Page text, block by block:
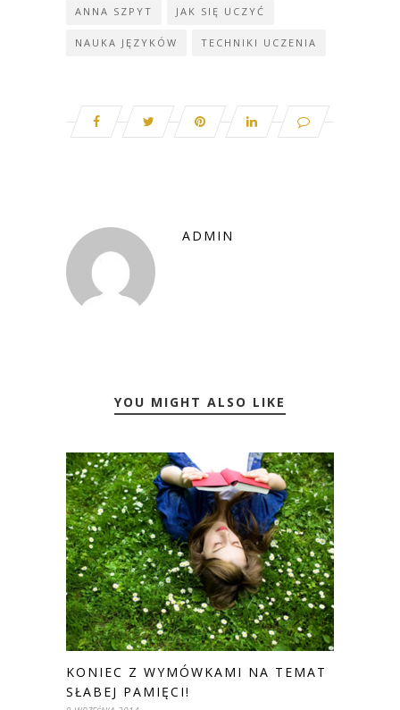
ANNA SZPYT JAK SIĘ UCZYĆ
NAUKA JĘZYKÓW TECHNIKI UCZENIA
ADMIN
YOU MIGHT ALSO LIKE
KONIEC Z WYMÓWKAMI NA TEMAT
SŁABEJ PAMIĘCI!